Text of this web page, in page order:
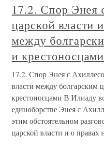
17.2. Спор Энея
царской власти
между
и крестоносцами
17.2. Спор Энея с
власти между болгарским
крестоносцами В Илиаду
единоборстве Энея с
этим обстоятельном
царской власти и о правах